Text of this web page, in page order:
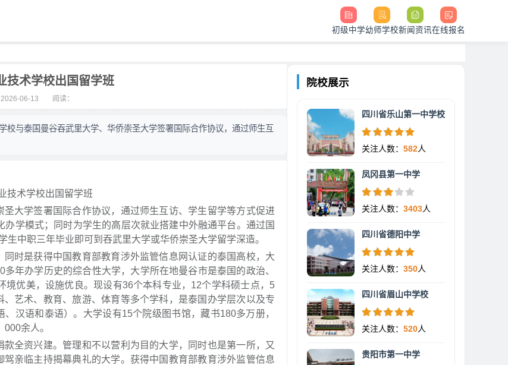
初级中学幼师学校新闻资讯在线报名
技术学校出国留学班
06-13 阅读：
与泰国曼谷吞武里大学、华侨崇圣大学签署国际合作协议，通过师生互
技术学校出国留学班
大学签署国际合作协议，通过师生互访、学生留学等方式促进
学模式；同时为学生的高层次就业搭建中外融通平台。通过国
生中职三年毕业即可到吞武里大学或华侨崇圣大学留学深造。
时是获得中国教育部教育涉外监管信息网认证的泰国高校，大
年办学历史的综合性大学，大学所在地曼谷市是泰国的政治、
优美，设施优良。现设有36个本科专业，12个学科硕士点，5
艺术、教育、旅游、体育等多个学科，是泰国办学层次以及专
汉语和泰语）。大学设有15个院级图书馆，藏书180多万册，
000余人。
全资兴建。管理和不以营利为目的大学，同时也是第一所，又
亲临主持揭幕典礼的大学。获得中国教育部教育涉外监管信息
院校展示
四川省乐山第一中学校
关注人数： 582人
凤冈县第一中学
关注人数： 3403人
四川省德阳中学
关注人数： 350人
四川省眉山中学校
关注人数： 520人
贵阳市第一中学